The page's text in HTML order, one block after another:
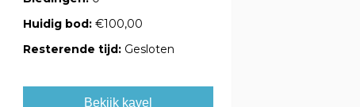
Huidig bod:€100,00
Resterende tijd: Gesloten
Bekijk kavel